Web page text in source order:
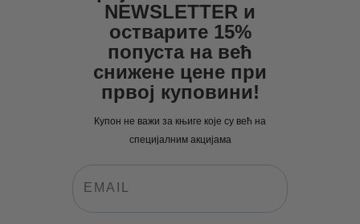
рсд.
0
0
рсд.
0
рсд.
NEWSLETTER и
остварите 15%
попуста на већ
снижене цене при
првој куповини!
Купон не важи за књиге које су већ на
специјалним акцијама